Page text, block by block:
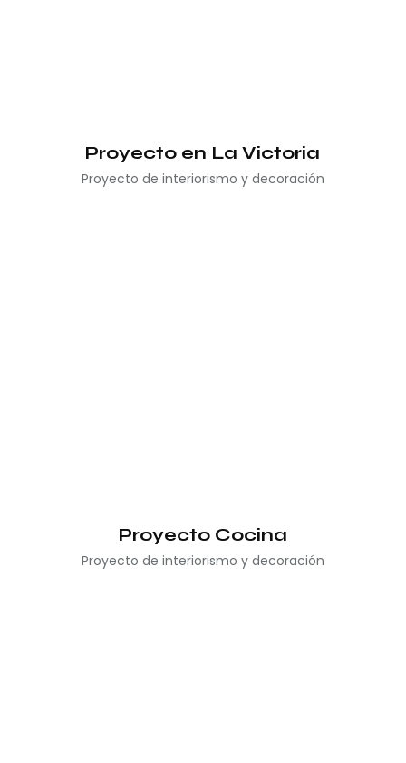
Proyecto en La Victoria
Proyecto de interiorismo y decoración
Proyecto Cocina
Proyecto de interiorismo y decoración